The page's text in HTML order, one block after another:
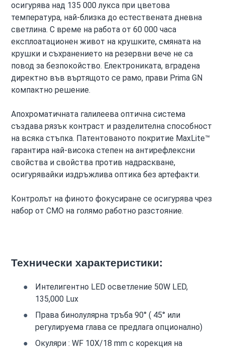
осигурява над 135 000 лукса при цветова
температура, най-близка до естествената дневна
светлина. С време на работа от 60 000 часа
експлоатационен живот на крушките, смяната на
крушки и съхранението на резервни вече не са
повод за безпокойство. Електрониката, вградена
директно във въртящото се рамо, прави Prima GN
компактно решение.
Апохроматичната галилеева оптична система
създава рязък контраст и разделителна способност
на всяка стъпка. Патентованото покритие MaxLite™
гарантира най-висока степен на антирефлексни
свойства и свойства против надраскване,
осигурявайки издръжлива оптика без артефакти.
Контролът на финото фокусиране се осигурява чрез
набор от CMO на голямо работно разстояние.
Технически характеристики:
Интелигентно LED осветление 50W LED,
135,000 Lux
Права бинолулярна тръба 90° ( 45° или
регулируема глава се предлага опционално)
Окуляри : WF 10X/18 mm с корекция на